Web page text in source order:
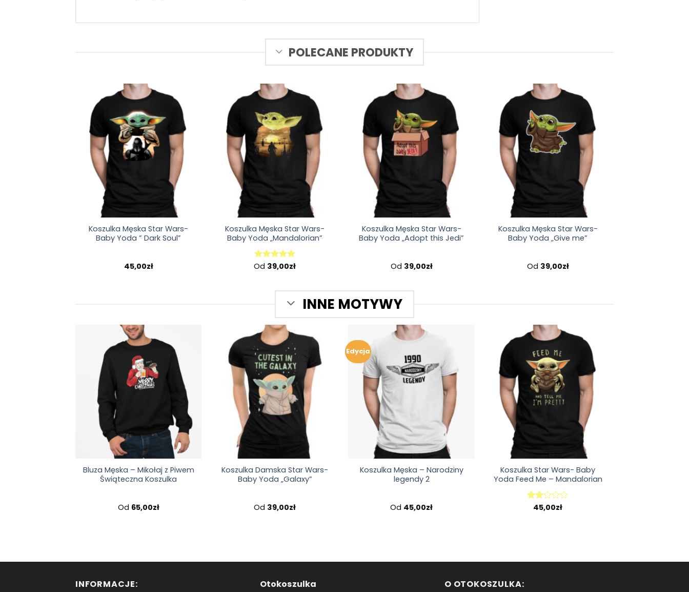
POLECANE PRODUKTY
Koszulka Męska Star Wars-
Baby Yoda ” Dark Soul”
45,00zł
Koszulka Męska Star Wars-
Baby Yoda „Mandalorian”
Oceniono
Od 39,00zł
Koszulka Męska Star Wars-
Baby Yoda „Adopt this Jedi”
Od 39,00zł
Koszulka Męska Star Wars-
Baby Yoda „Give me”
Od 39,00zł
INNE MOTYWY
Bluza Męska – Mikołaj z Piwem
Świąteczna Koszulka
Od 65,00zł
Koszulka Damska Star Wars-
Baby Yoda „Galaxy”
Od 39,00zł
Edycja
Koszulka Męska – Narodziny
legendy 2
Od 45,00zł
Koszulka Star Wars- Baby
Yoda Feed Me – Mandalorian
Oceniono
45,00zł
INFORMACJE: Otokoszulka O OTOKOSZULKA: